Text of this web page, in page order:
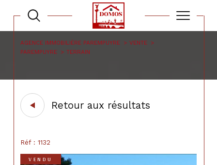
AGENCE IMMOBILIÈRE PAREMPUYRE
VENTE
PAREMPUYRE
TERRAIN
Retour aux résultats
Réf : 1132
VENDU